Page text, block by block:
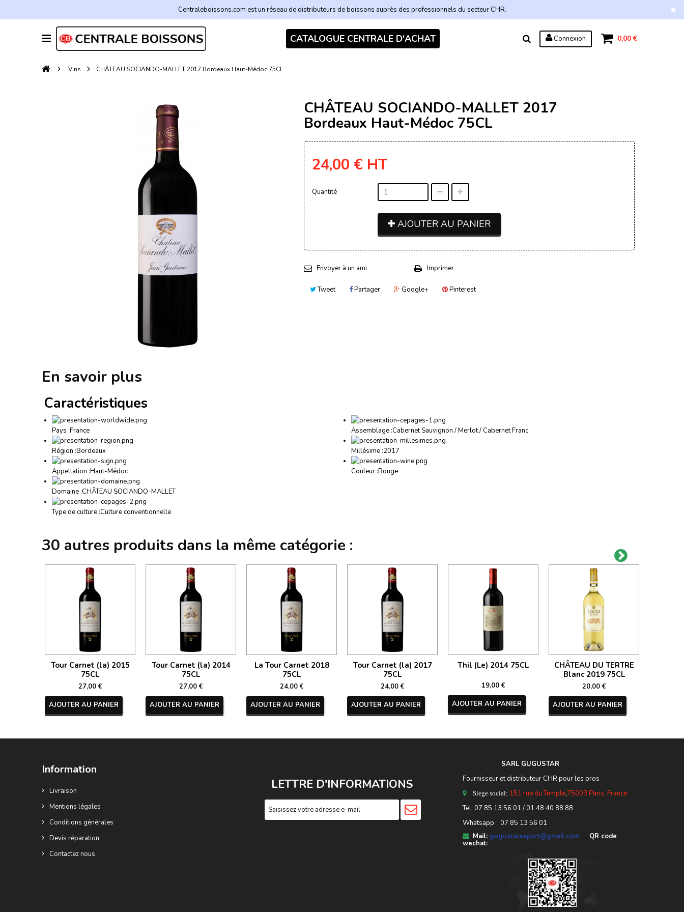
Centraleboissons.com est un réseau de distributeurs de boissons auprès des professionnels du secteur CHR.
0,00 €
Connexion
CATALOGUE CENTRALE D'ACHAT
Vins CHÂTEAU SOCIANDO-MALLET 2017 Bordeaux Haut-Médoc 75CL
CHÂTEAU SOCIANDO-MALLET 2017
Bordeaux Haut-Médoc 75CL
24,00 € HT
Quantité
AJOUTER AU PANIER
Envoyer à un ami Imprimer
Tweet Partager Google+ Pinterest
En savoir plus
Caractéristiques
Pays :France
Région :Bordeaux
Appellation :Haut-Médoc
Domaine :CHÂTEAU SOCIANDO-MALLET
Type de culture :Culture conventionnelle
Assemblage :Cabernet Sauvignon / Merlot / Cabernet Franc
Millésime :2017
Couleur :Rouge
30 autres produits dans la même catégorie :
Tour Carnet (la) 2015
75CL
27,00 €
AJOUTER AU PANIER
Tour Carnet (la) 2014
75CL
27,00 €
AJOUTER AU PANIER
La Tour Carnet 2018
75CL
24,00 €
AJOUTER AU PANIER
Tour Carnet (la) 2017
75CL
24,00 €
AJOUTER AU PANIER
Thil (Le) 2014 75CL
19,00 €
AJOUTER AU PANIER
CHÂTEAU DU TERTRE
Blanc 2019 75CL
20,00 €
AJOUTER AU PANIER
Information
Livraison
Mentions légales
Conditions générales
Devis réparation
Contactez nous
LETTRE D'INFORMATIONS
SARL GUGUSTAR
Fournisseur et distributeur CHR pour les pros
Siege social: 151 rue du Temple,75003 Paris, France
Tel: 07 85 13 56 01 / 01 48 40 88 88
Whatsapp : 07 85 13 56 01
Mail: gugustarexport@gmail.comQR code
wechat: